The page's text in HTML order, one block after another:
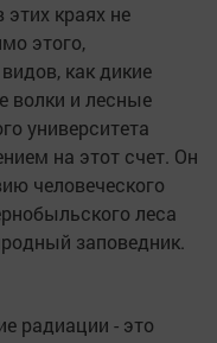
краях не
этого,
как дикие
волки и лесные
университета
на этот счет. Он
человеческого
леса
заповедник.
радиации - это